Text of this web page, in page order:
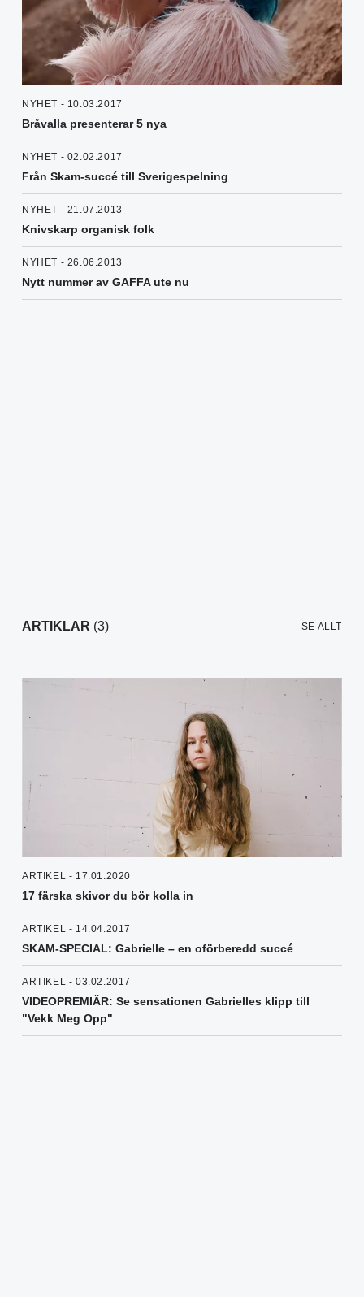
NYHET - 10.03.2017
Bråvalla presenterar 5 nya
NYHET - 02.02.2017
Från Skam-succé till Sverigespelning
NYHET - 21.07.2013
Knivskarp organisk folk
NYHET - 26.06.2013
Nytt nummer av GAFFA ute nu
ARTIKLAR (3) SE ALLT
ARTIKEL - 17.01.2020
17 färska skivor du bör kolla in
ARTIKEL - 14.04.2017
SKAM-SPECIAL: Gabrielle – en oförberedd succé
ARTIKEL - 03.02.2017
VIDEOPREMIÄR: Se sensationen Gabrielles klipp till
"Vekk Meg Opp"